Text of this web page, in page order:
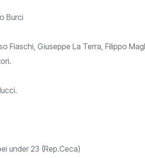
Burci
Fiaschi, Giuseppe La Terra, Filippo
under 23 (Rep.Ceca)